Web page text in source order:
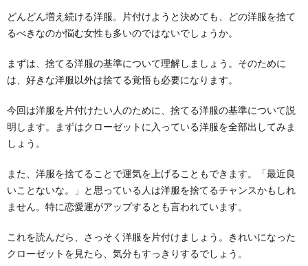
どんどん増え続ける洋服。片付けようと決めても、どの洋服を捨て
るべきなのか悩む女性も多いのではないでしょうか。
まずは、捨てる洋服の基準について理解しましょう。そのために
は、好きな洋服以外は捨てる覚悟も必要になります。
今回は洋服を片付けたい人のために、捨てる洋服の基準について説
明します。まずはクローゼットに入っている洋服を全部出してみま
しょう。
また、洋服を捨てることで運気を上げることもできます。「最近良
いことないな。」と思っている人は洋服を捨てるチャンスかもしれ
ません。特に恋愛運がアップするとも言われています。
これを読んだら、さっそく洋服を片付けましょう。きれいになった
クローゼットを見たら、気分もすっきりするでしょう。